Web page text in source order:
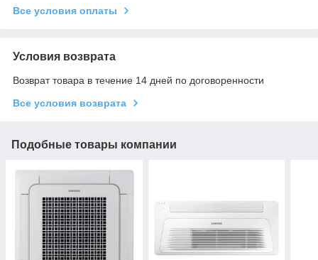
Все условия оплаты
Условия возврата
Возврат товара в течение 14 дней по договоренности
Все условия возврата
Подобные товары компании